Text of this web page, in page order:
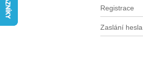
Registrace
Zaslání hesla